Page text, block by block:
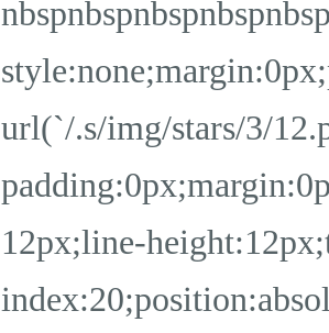
url(`/.s/img/
12px;line-